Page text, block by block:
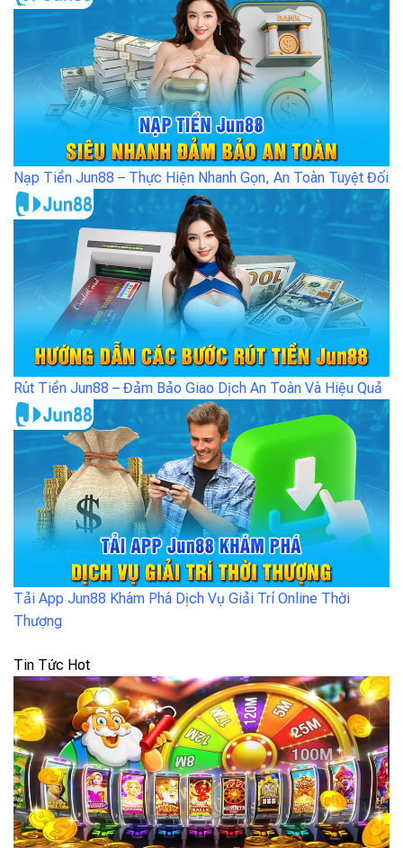
Nạp Tiền Jun88 – Thực Hiện Nhanh Gọn, An Toàn Tuyệt Đối
Rút Tiền Jun88 – Đảm Bảo Giao Dịch An Toàn Và Hiệu Quả
Tải App Jun88 Khám Phá Dịch Vụ Giải Trí Online Thời
Thượng
Tin Tức Hot